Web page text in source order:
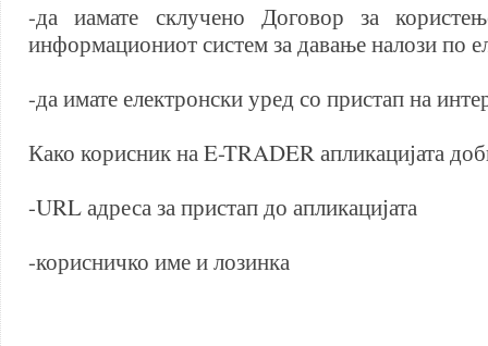
-да иамате склучено Договор за
информациониот систем за давање налози по
-да имате електронски уред со пристап на
Како корисник на E-TRADER апликацијата
-URL адреса за пристап до апликацијата
-корисничко име и лозинка